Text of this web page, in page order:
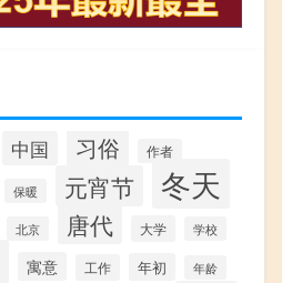
中国 习俗 作者
保暖 元宵节 冬天
北京 唐代 大学 学校
寓意 工作 年初 年龄